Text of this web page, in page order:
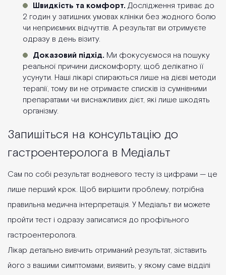
Швидкість та комфорт. Дослідження триває до
2 годин у затишних умовах клініки без жодного болю
чи неприємних відчуттів. А результат ви отримуєте
одразу в день візиту.
Доказовий підхід. Ми фокусуємося на пошуку
реальної причини дискомфорту, щоб делікатно її
усунути. Наші лікарі спираються лише на дієві методи
терапії, тому ви не отримаєте списків із сумнівними
препаратами чи виснажливих дієт, які лише шкодять
організму.
Запишіться на консультацію до
гастроентеролога в Медіальт
Сам по собі результат водневого тесту із цифрами — це
лише перший крок. Щоб вирішити проблему, потрібна
правильна медична інтерпретація. У Медіальт ви можете
пройти тест і одразу записатися до профільного
гастроентеролога.
Лікар детально вивчить отриманий результат, зіставить
його з вашими симптомами, виявить, у якому саме відділі